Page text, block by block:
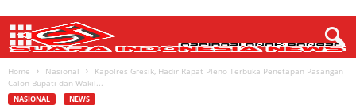
Home Nasional
Kapolres Gresik, Hadir Rapat Pleno Terbuka Penetapan Pasangan
Calon Bupati dan Wakil...
NASIONAL NEWS